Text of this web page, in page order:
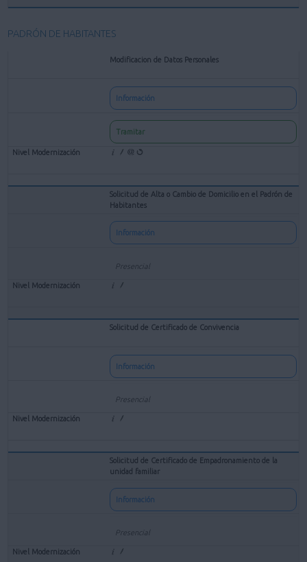
PADRÓN DE HABITANTES
Modificacion de Datos Personales
Información
Tramitar
Solicitud de Alta o Cambio de Domicilio en el Padrón de
Habitantes
Información
Presencial
Solicitud de Certificado de Convivencia
Información
Presencial
Solicitud de Certificado de Empadronamiento de la
unidad familiar
Información
Presencial